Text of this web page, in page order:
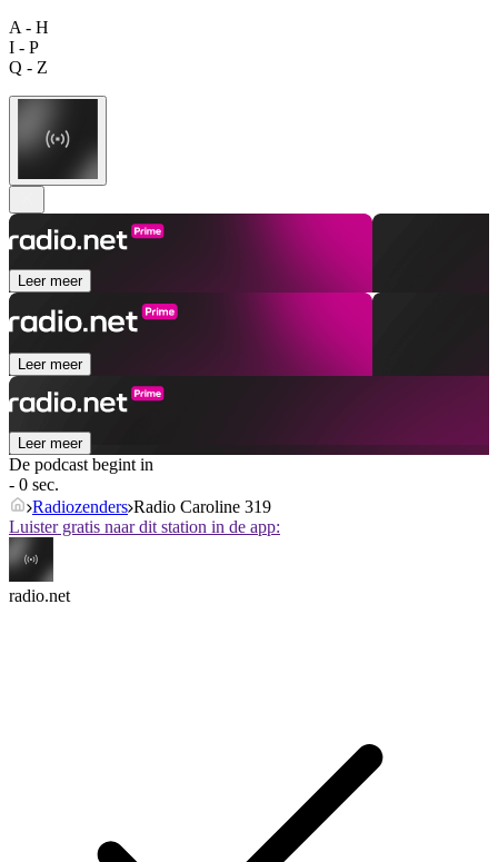
A - H
I - P
Q - Z
Leer meer
Leer meer
Leer meer
De podcast begint in
- 0 sec.
Radiozenders Radio Caroline 319
Luister gratis naar dit station in de app:
radio.net